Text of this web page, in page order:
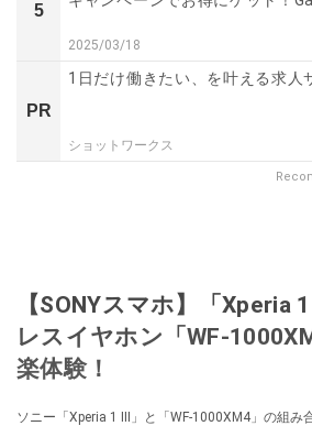
5
2025/03/18
PR
1日だけ働きたい、を叶える求人
ショットワークス
【SONYスマホ】「Xperia
レスイヤホン「WF-
楽体験！
ソニー「Xperia 1 III」と「WF-1000XM4」の組み